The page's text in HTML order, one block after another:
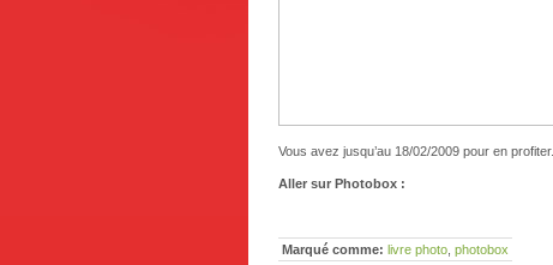
Vous avez jusqu’au 18/02/2009 pour en profiter.
Aller sur Photobox :
Marqué comme: livre photo photobox